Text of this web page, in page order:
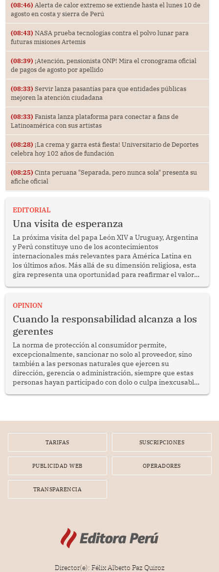
(08:46) Alerta de calor extremo se extiende hasta el lunes 10 de
agosto en costa y sierra de Perú
(08:43) NASA prueba tecnologías contra el polvo lunar para
futuras misiones Artemis
(08:39) ¡Atención, pensionista ONP! Mira el cronograma oficial
de pagos de agosto por apellido
(08:33) Servir lanza pasantías para que entidades públicas
mejoren la atención ciudadana
(08:33) Fanista lanza plataforma para conectar a fans de
Latinoamérica con sus artistas
(08:28) ¡La crema y garra está fiesta! Universitario de Deportes
celebra hoy 102 años de fundación
(08:25) Cinta peruana "Separada, pero nunca sola" presenta su
afiche oficial
EDITORIAL
Una visita de esperanza
La próxima visita del papa León XIV a Uruguay, Argentina
y Perú constituye uno de los acontecimientos
internacionales más relevantes para América Latina en
los últimos años. Más allá de su dimensión religiosa, esta
gira representa una oportunidad para reafirmar el valor
enfrenta desafíos en materia de desarrollo, cohesión
OPINION
Cuando la responsabilidad alcanza a los
gerentes
La norma de protección al consumidor permite,
excepcionalmente, sancionar no solo al proveedor, sino
también a las personas naturales que ejercen su
dirección, gerencia o administración, siempre que estas
personas hayan participado con dolo o culpa inexcusable
por la frustrada realización de un meet and greet con
TARIFAS SUSCRIPCIONES
PUBLICIDAD WEB OPERADORES
TRANSPARENCIA
Director(e): Félix Alberto Paz Quiroz